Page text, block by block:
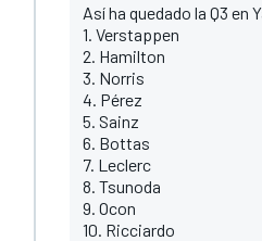
Así ha quedado la Q3 en
1. Verstappen
2. Hamilton
3. Norris
4. Pérez
5. Sainz
6. Bottas
7. Leclerc
8. Tsunoda
9. Ocon
10. Ricciardo